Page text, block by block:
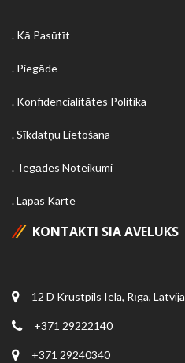
Kā Pasūtīt
Piegāde
Konfidencialitātes Politika
Sīkdatņu Lietošana
Iegādes Noteikumi
Lapas Karte
KONTAKTI SIA AVELUKS
12 D Krustpils Iela, Rīga, Latvija
+371 29222140
+371 29240340